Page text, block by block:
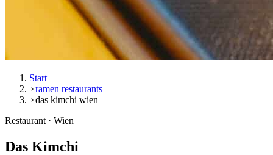
Start
ramen restaurants
das kimchi wien
Restaurant · Wien
Das Kimchi